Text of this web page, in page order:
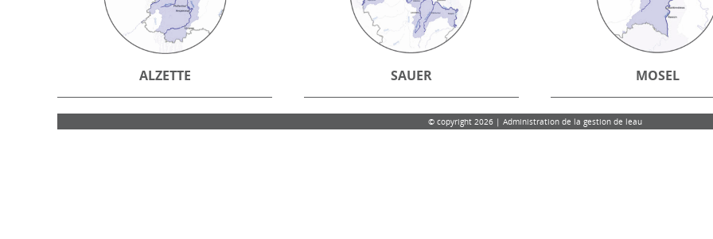
ALZETTE SAUER MOSEL
© copyright 2026 | Administration de la gestion de leau